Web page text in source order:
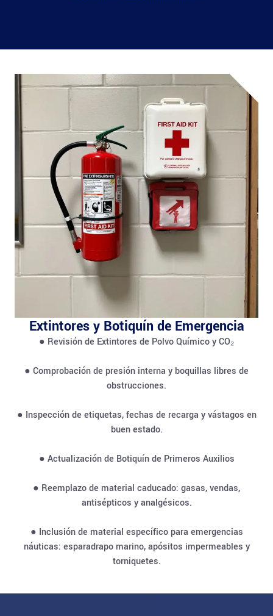
Extintores y Botiquín de Emergencia
● Revisión de Extintores de Polvo Químico y CO₂
● Comprobación de presión interna y boquillas libres de
obstrucciones.
● Inspección de etiquetas, fechas de recarga y vástagos en
buen estado.
● Actualización de Botiquín de Primeros Auxilios
● Reemplazo de material caducado: gasas, vendas,
antisépticos y analgésicos.
● Inclusión de material específico para emergencias
náuticas: esparadrapo marino, apósitos impermeables y
torniquetes.